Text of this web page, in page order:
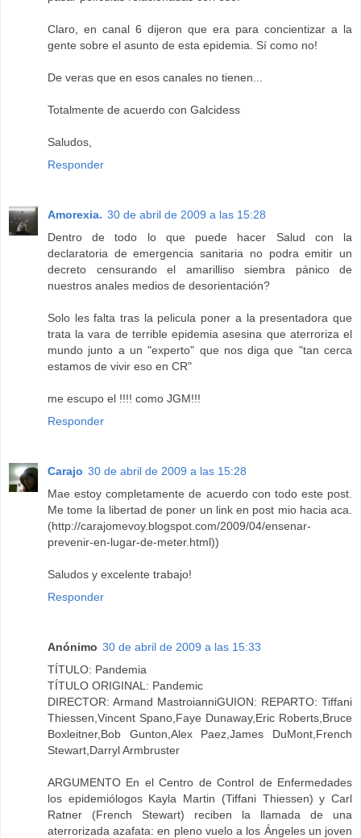
Claro, en canal 6 dijeron que era para concientizar a la
gente sobre el asunto de esta epidemia. Sí como no!
De veras que en esos canales no tienen...
Totalmente de acuerdo con Galcidess
Saludos,
Responder
Amorexia. 30 de abril de 2009 a las 15:28
Dentro de todo lo que puede hacer Salud con la
declaratoria de emergencia sanitaria no podra emitir un
decreto censurando el amarilliso siembra pánico de
nuestros anales medios de desorientación?
Solo les falta tras la pelicula poner a la presentadora que
trata la vara de terrible epidemia asesina que aterroriza el
mundo junto a un "experto" que nos diga que "tan cerca
estamos de vivir eso en CR"
me escupo el !!!! como JGM!!!
Responder
Carajo 30 de abril de 2009 a las 15:28
Mae estoy completamente de acuerdo con todo este post.
Me tome la libertad de poner un link en post mio hacia aca.
(http://carajomevoy.blogspot.com/2009/04/ensenar-
prevenir-en-lugar-de-meter.html))
Saludos y excelente trabajo!
Responder
Anónimo 30 de abril de 2009 a las 15:33
TÍTULO: Pandemia
TÍTULO ORIGINAL: Pandemic
DIRECTOR: Armand MastroianniGUION: REPARTO: Tiffani
Thiessen,Vincent Spano,Faye Dunaway,Eric Roberts,Bruce
Boxleitner,Bob Gunton,Alex Paez,James DuMont,French
Stewart,Darryl Armbruster
ARGUMENTO En el Centro de Control de Enfermedades
los epidemiólogos Kayla Martin (Tiffani Thiessen) y Carl
Ratner (French Stewart) reciben la llamada de una
aterrorizada azafata: en pleno vuelo a los Ángeles un joven